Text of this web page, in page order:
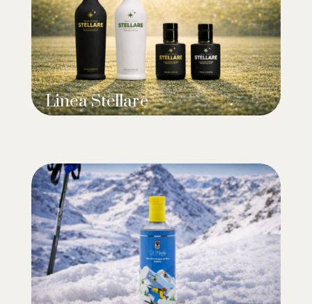
Linea Stellare